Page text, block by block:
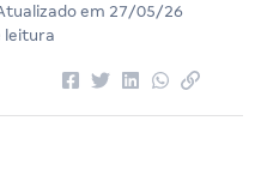
em 27/05/26
leitura